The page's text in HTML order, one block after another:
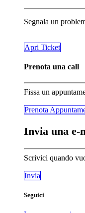
Segnala un
​​​​Apri Ticket
Prenota una call
Fissa un
Prenota
Invia una e-
Scrivici quando
Invia
Seguici